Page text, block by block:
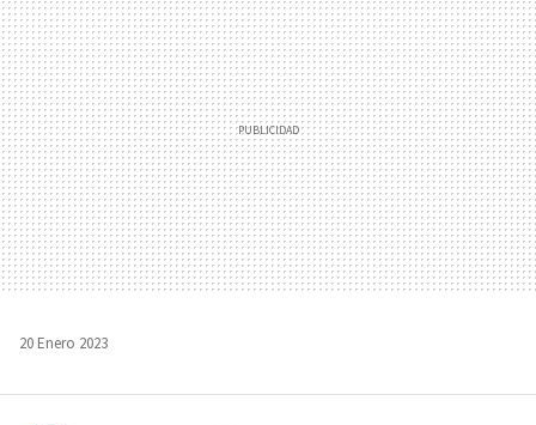
20 Enero 2023